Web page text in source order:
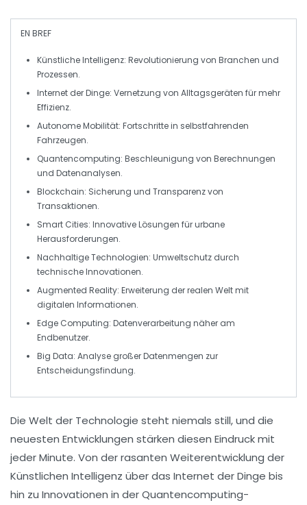
EN BREF
Künstliche Intelligenz: Revolutionierung von Branchen und
Prozessen.
Internet der Dinge: Vernetzung von Alltagsgeräten für mehr
Effizienz.
Autonome Mobilität: Fortschritte in selbstfahrenden
Fahrzeugen.
Quantencomputing: Beschleunigung von Berechnungen
und Datenanalysen.
Blockchain: Sicherung und Transparenz von
Transaktionen.
Smart Cities: Innovative Lösungen für urbane
Herausforderungen.
Nachhaltige Technologien: Umweltschutz durch
technische Innovationen.
Augmented Reality: Erweiterung der realen Welt mit
digitalen Informationen.
Edge Computing: Datenverarbeitung näher am
Endbenutzer.
Big Data: Analyse großer Datenmengen zur
Entscheidungsfindung.
Die Welt der Technologie steht niemals still, und die
neuesten Entwicklungen stärken diesen Eindruck mit
jeder Minute. Von der rasanten Weiterentwicklung der
Künstlichen Intelligenz über das Internet der Dinge bis
hin zu Innovationen in derQuantencomputing-